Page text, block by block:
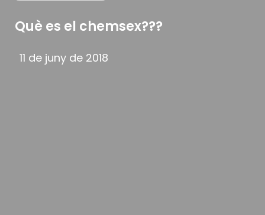
Què es el chemsex???
11 de juny de 2018